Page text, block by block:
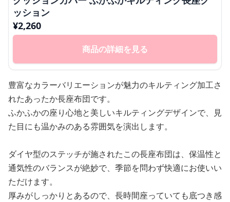
ッション
¥2,260
商品の詳細を見る
豊富なカラーバリエーションが魅力のキルティング加工さ
れたあったか長座布団です。
ふかふかの座り心地と美しいキルティングデザインで、見
た目にも温かみのある雰囲気を演出します。
ダイヤ型のステッチが施されたこの長座布団は、保温性と
通気性のバランスが絶妙で、季節を問わず快適にお使いい
ただけます。
厚みがしっかりとあるので、長時間座っていても底つき感